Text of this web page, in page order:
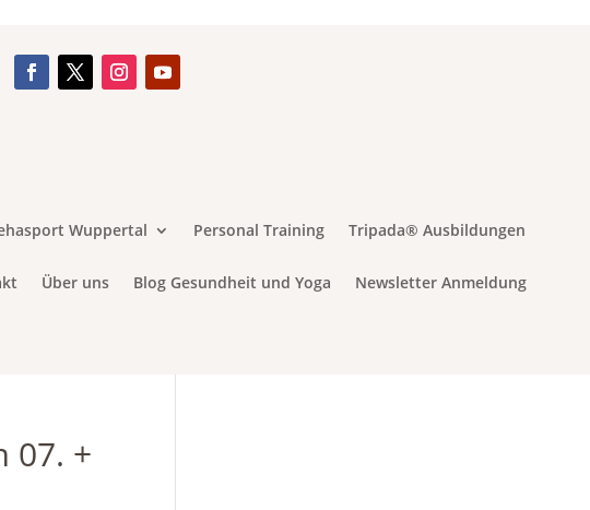
Wuppertal Personal Training Tripada® Ausbildungen
Über uns Blog Gesundheit und Yoga Newsletter Anmeldung
07. +